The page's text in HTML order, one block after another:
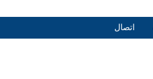
اتصال